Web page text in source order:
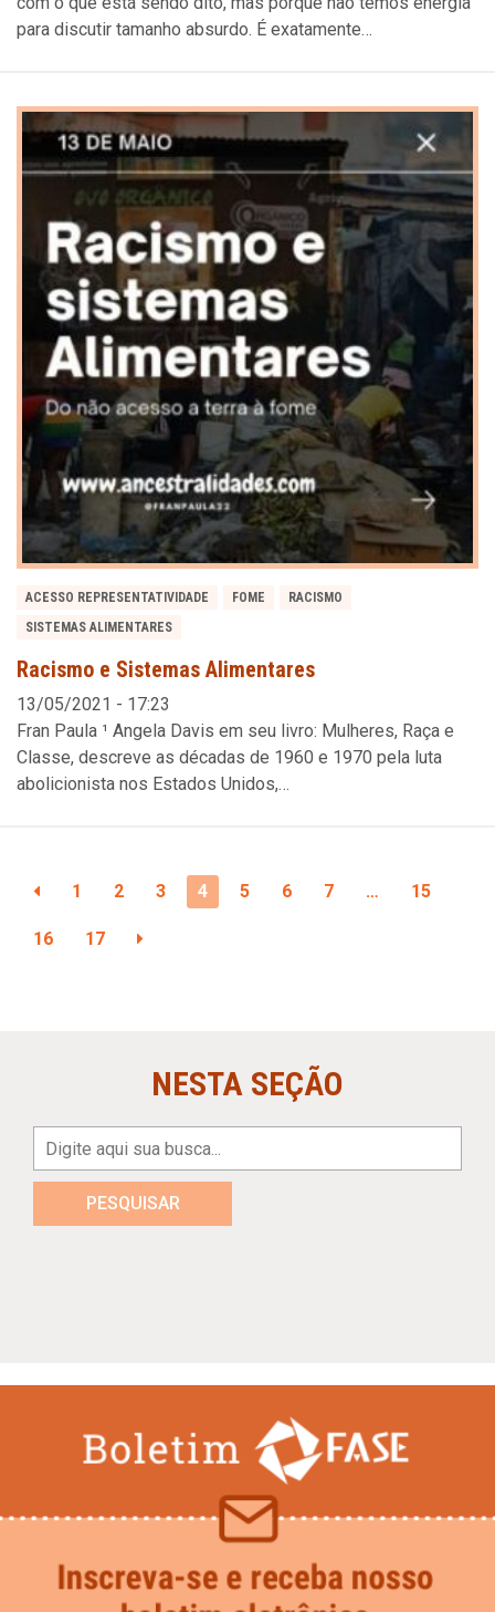
para discutir tamanho absurdo. É exatamente…
ACESSO REPRESENTATIVIDADE FOME
RACISMO
SISTEMAS ALIMENTARES
Racismo e Sistemas Alimentares
13/05/2021 - 17:23
Fran Paula ¹ Angela Davis em seu livro: Mulheres, Raça e
Classe, descreve as décadas de 1960 e 1970 pela luta
abolicionista nos Estados Unidos,…
1 2 3 4 5 6 7 … 15
16 17
NESTA SEÇÃO
PESQUISAR